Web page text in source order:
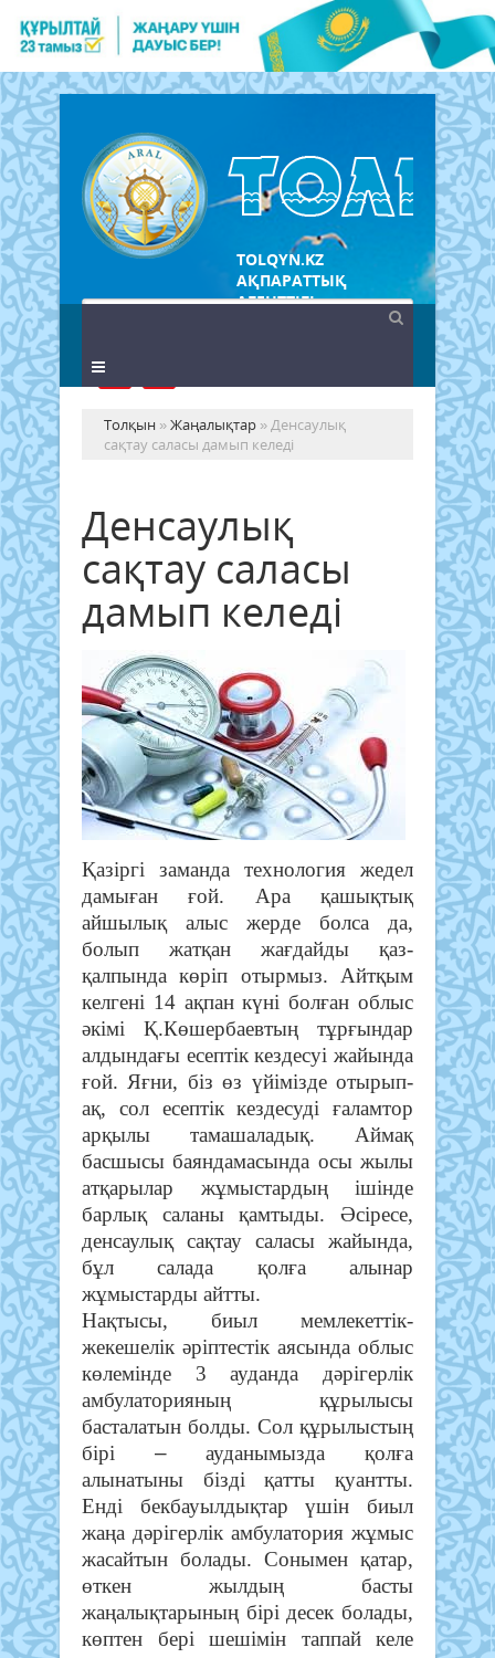
TOLQYN.KZ
АҚПАРАТТЫҚ
АГЕНТТІГІ
Толқын »Жаңалықтар » Денсаулық
сақтау саласы дамып келеді
Денсаулық
сақтау саласы
дамып келеді
Қазіргі заманда технология жедел
дамыған ғой. Ара қашықтық
айшылық алыс жерде болса да,
болып жатқан жағдайды қаз-
қалпында көріп отырмыз. Айтқым
келгені 14 ақпан күні болған облыс
әкімі Қ.Көшербаевтың тұрғындар
алдындағы есептік кездесуі жайында
ғой. Яғни, біз өз үйімізде отырып-
ақ, сол есептік кездесуді ғаламтор
арқылы тамашаладық. Аймақ
басшысы баяндамасында осы жылы
атқарылар жұмыстардың ішінде
барлық саланы қамтыды. Әсіресе,
денсаулық сақтау саласы жайында,
бұл салада қолға алынар
жұмыстарды айтты.
Нақтысы, биыл мемлекеттік-
жекешелік әріптестік аясында облыс
көлемінде 3 ауданда дәрігерлік
амбулаторияның құрылысы
басталатын болды. Сол құрылыстың
бірі –ауданымызда қолға
алынатыны бізді қатты қуантты.
Енді бекбауылдықтар үшін биыл
жаңа дәрігерлік амбулатория жұмыс
жасайтын болады. Сонымен қатар,
өткен жылдың басты
жаңалықтарының бірі десек болады,
көптен бері шешімін таппай келе